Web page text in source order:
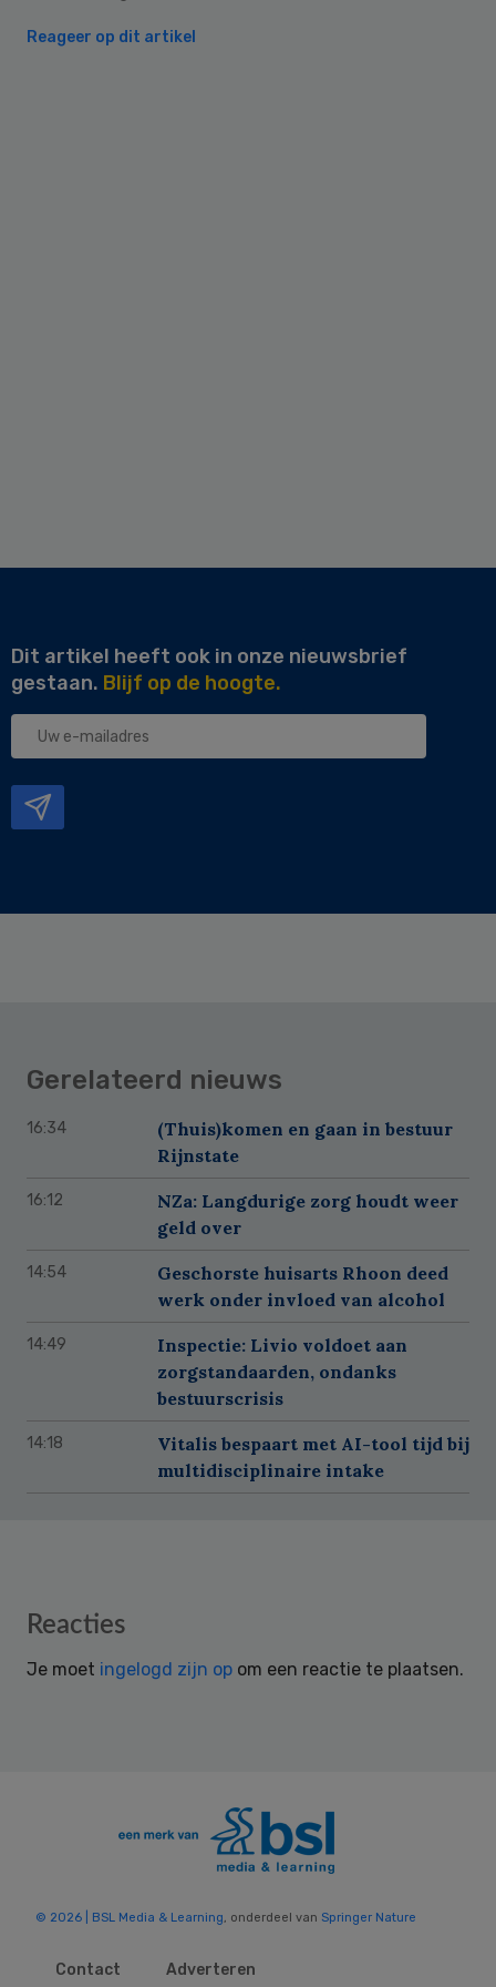
Reageer op dit artikel
Dit artikel heeft ook in onze nieuwsbrief
gestaan. Blijf op de hoogte.
Uw
Gerelateerd nieuws
16:34
(Thuis)komen en gaan in bestuur
Rijnstate
16:12
NZa: Langdurige zorg houdt weer
geld over
14:54
Geschorste huisarts Rhoon deed
werk onder invloed van alcohol
14:49
Inspectie: Livio voldoet aan
zorgstandaarden, ondanks
bestuurscrisis
14:18
Vitalis bespaart met AI-tool tijd bij
multidisciplinaire intake
Reader
Reacties
Je moet ingelogd zijn op om een reactie te plaatsen.
© 2026 | BSL Media & Learning, onderdeel van Springer Nature
Contact Adverteren